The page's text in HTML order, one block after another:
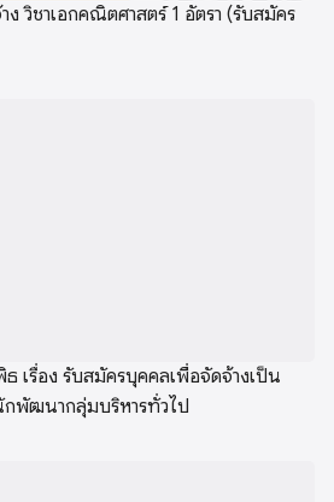
ง วิชาเอกคณิตศาสตร์ 1 อัตรา (รับสมัคร
ธ เรื่อง รับสมัครบุคคลเพื่อจัดจ้างเป็น
กพัฒนากลุ่มบริหารทั่วไป